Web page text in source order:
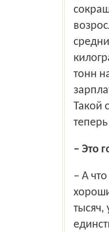
тонн
Такой
–
– А что им увольняться? Мы ведь не только платим